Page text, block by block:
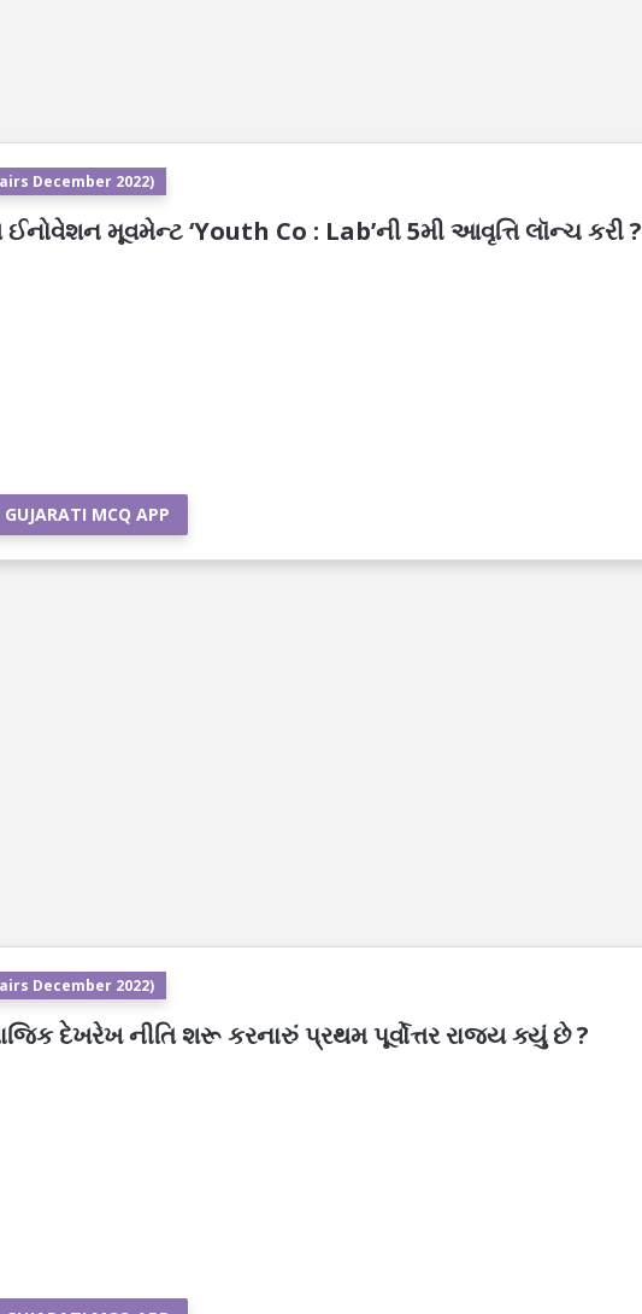
December 2022)
મૂવમેન્ટ ‘Youth Co : Lab’ની 5મી આવૃત્તિ લૉન્ચ કરી ?
MCQ APP
December 2022)
દેખરેખ નીતિ શરૂ કરનારું પ્રથમ પૂર્વોત્તર રાજ્ય ક્યું છે ?